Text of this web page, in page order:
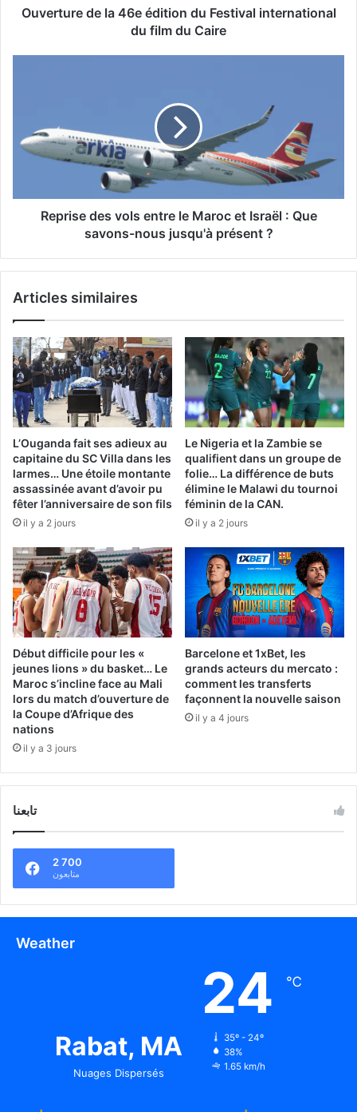
filmOuverture de la 46e édition du Festival international
du film du Caire
Maroc
:
?
Reprise des vols entre le Maroc et Israël : Que
savons-nous jusqu'à présent ?
Articles similaires
L’Ouganda fait ses adieux au
capitaine du SC Villa dans les
larmes… Une étoile montante
assassinée avant d’avoir pu
fêter l’anniversaire de son fils
il y a 2 jours
Le Nigeria et la Zambie se
qualifient dans un groupe de
folie… La différence de buts
élimine le Malawi du tournoi
féminin de la CAN.
il y a 2 jours
Début difficile pour les «
jeunes lions » du basket… Le
Maroc s’incline face au Mali
lors du match d’ouverture de
la Coupe d’Afrique des
nations
il y a 3 jours
Barcelone et 1xBet, les
grands acteurs du mercato :
comment les transferts
façonnent la nouvelle saison
il y a 4 jours
تابعنا
2 700
متابعون
Weather
Rabat, MA
Nuages Dispersés
24 ℃
35º - 24º
38%
1.65 km/h